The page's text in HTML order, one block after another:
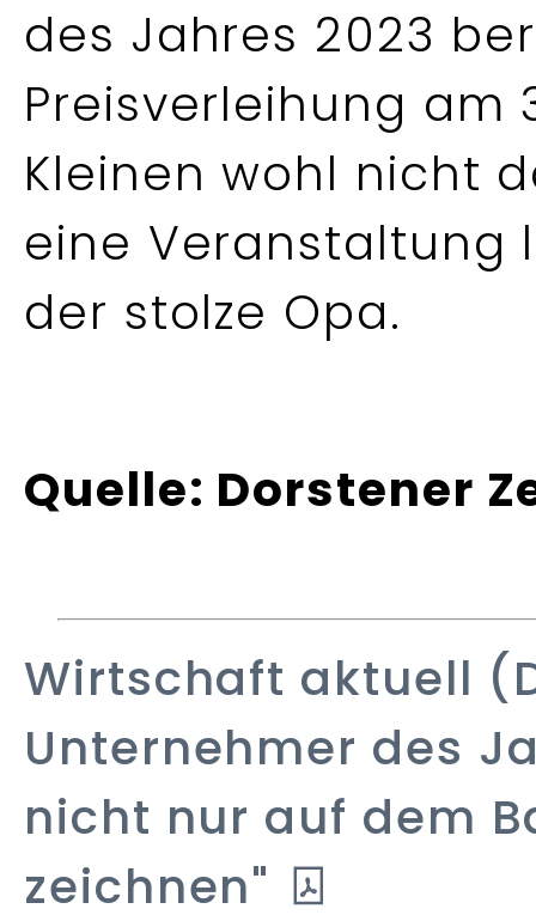
des Jahres 2023
Preisverleihung am
Kleinen wohl nicht
eine Veranstaltung
der stolze Opa.
Quelle: Dorstener
Wirtschaft aktuell
Unternehmer des
nicht nur auf dem
zeichnen"